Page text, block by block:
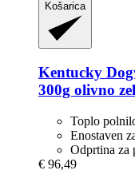
Košarica
Kentucky
300g olivno
Toplo
Enostaven
Odprtina za
€ 96,49